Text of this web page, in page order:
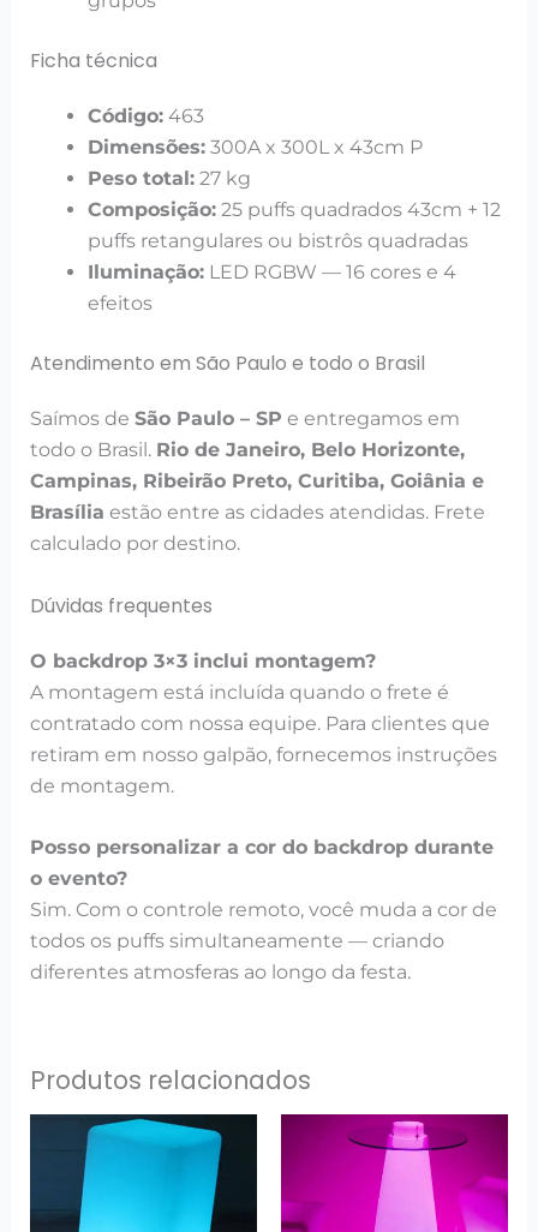
Ficha técnica
Código:463
Dimensões:300A x 300L x 43cm P
Peso total:27 kg
Composição:25 puffs quadrados 43cm + 12
puffs retangulares ou bistrôs quadradas
Iluminação:LED RGBW — 16 cores e 4
efeitos
Atendimento em São Paulo e todo o Brasil
Saímos de São Paulo – SP e entregamos em
todo o Brasil. Rio de Janeiro, Belo Horizonte,
Campinas, Ribeirão Preto, Curitiba, Goiânia e
Brasília estão entre as cidades atendidas. Frete
calculado por destino.
Dúvidas frequentes
O backdrop 3×3 inclui montagem?
A montagem está incluída quando o frete é
contratado com nossa equipe. Para clientes que
retiram em nosso galpão, fornecemos instruções
de montagem.
Posso personalizar a cor do backdrop durante
o evento?
Sim. Com o controle remoto, você muda a cor de
todos os puffs simultaneamente — criando
diferentes atmosferas ao longo da festa.
Produtos relacionados